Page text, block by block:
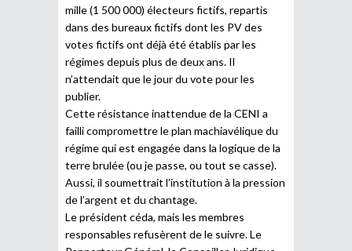
mille (1 500 000) électeurs fictifs, repartis
dans des bureaux fictifs dont les PV des
votes fictifs ont déjà été établis par les
régimes depuis plus de deux ans. Il
n’attendait que le jour du vote pour les
publier.
Cette résistance inattendue de la CENI a
failli compromettre le plan machiavélique du
régime qui est engagée dans la logique de la
terre brulée (ou je passe, ou tout se casse).
Aussi, il soumettrait l’institution à la pression
de l’argent et du chantage.
Le président céda, mais les membres
responsables refusèrent de le suivre. Le